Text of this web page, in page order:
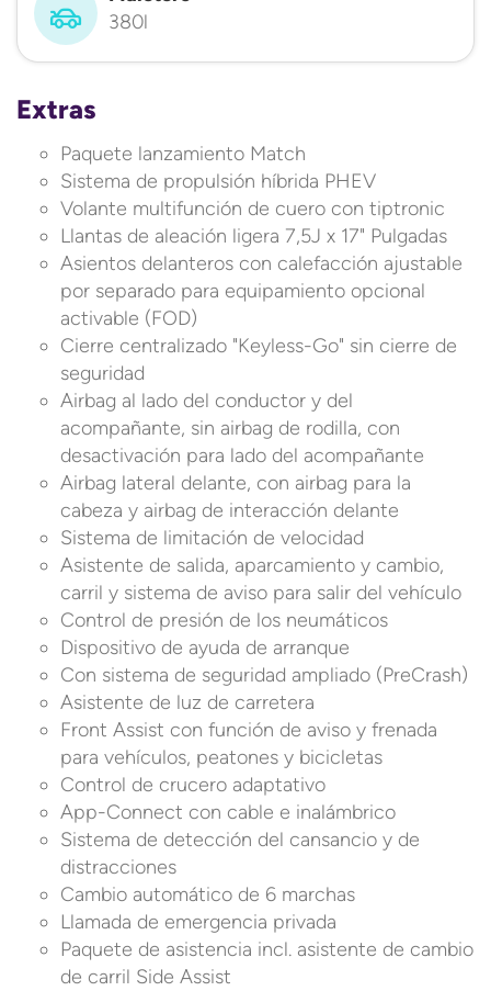
380l
Extras
Paquete lanzamiento Match
Sistema de propulsión híbrida PHEV
Volante multifunción de cuero con tiptronic
Llantas de aleación ligera 7,5J x 17" Pulgadas
Asientos delanteros con calefacción ajustable
por separado para equipamiento opcional
activable (FOD)
Cierre centralizado "Keyless-Go" sin cierre de
seguridad
Airbag al lado del conductor y del
acompañante, sin airbag de rodilla, con
desactivación para lado del acompañante
Airbag lateral delante, con airbag para la
cabeza y airbag de interacción delante
Sistema de limitación de velocidad
Asistente de salida, aparcamiento y cambio,
carril y sistema de aviso para salir del vehículo
Control de presión de los neumáticos
Dispositivo de ayuda de arranque
Con sistema de seguridad ampliado (PreCrash)
Asistente de luz de carretera
Front Assist con función de aviso y frenada
para vehículos, peatones y bicicletas
Control de crucero adaptativo
App-Connect con cable e inalámbrico
Sistema de detección del cansancio y de
distracciones
Cambio automático de 6 marchas
Llamada de emergencia privada
Paquete de asistencia incl. asistente de cambio
de carril Side Assist